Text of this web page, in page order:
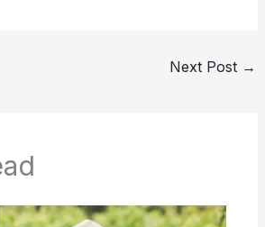
Next Post →